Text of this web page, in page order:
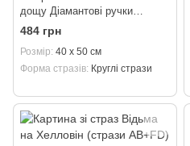
дощу Діамантові ручки
(GU_177110) 40 х 50 см
484 грн
Розмір 40 х 50 см
Форма стразів Круглі стрази